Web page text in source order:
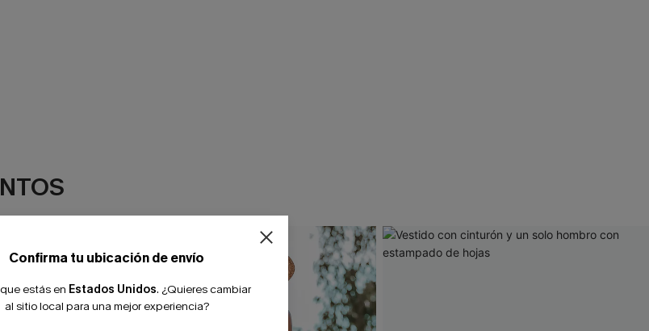
Confirma tu ubicación de envío
estás en Estados Unidos. ¿Quieres cambiar
al sitio local para una mejor experiencia?
-10% extra sin compra mínima